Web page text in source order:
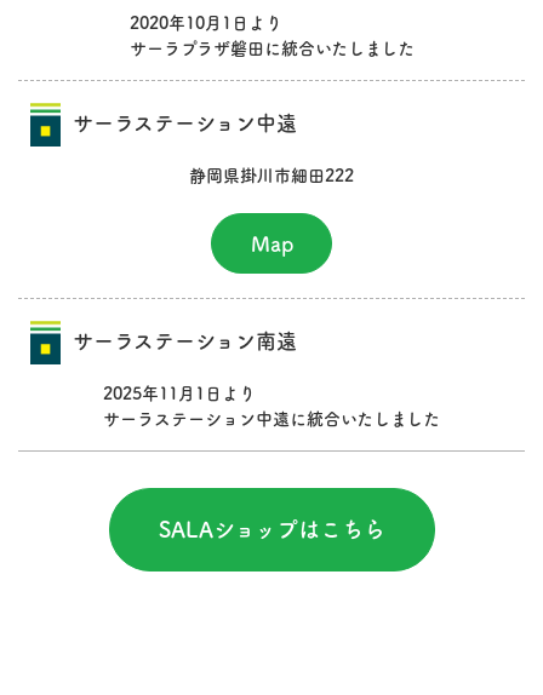
2020年10月1日より
サーラプラザ磐田に統合いたしました
サーラステーション中遠
静岡県掛川市細田222
Map
サーラステーション南遠
2025年11月1日より
サーラステーション中遠に統合いたしました
SALAショップはこちら